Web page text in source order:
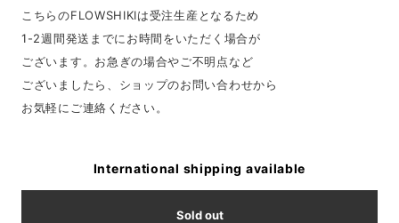
こちらのFLOWSHIKIは受注生産となるため
1-2週間発送までにお時間をいただく場合が
ございます。お急ぎの場合やご不明点など
ございましたら、ショップのお問い合わせから
お気軽にご連絡ください。
International shipping available
Sold out